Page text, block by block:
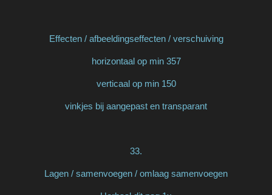
Effecten / afbeeldingseffecten / verschuiving
horizontaal op min 357
verticaal op min 150
vinkjes bij aangepast en transparant
33.
Lagen / samenvoegen / omlaag samenvoegen